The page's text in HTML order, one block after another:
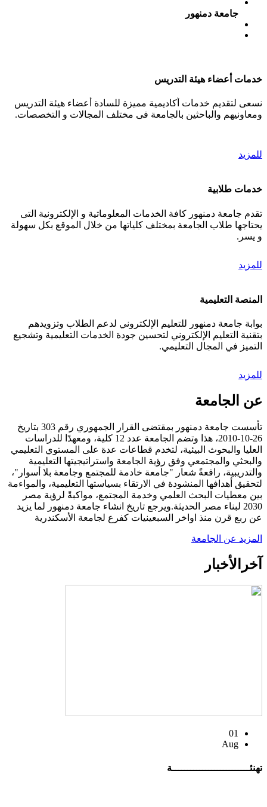
جامعة دمنهور
خدمات أعضاء هيئة التدريس
نسعى لتقديم خدمات أكاديمية مميزة للسادة أعضاء هيئة التدريس
ومعاونيهم والباحثين بالجامعة فى مختلف المجالات و التخصصات.
للمزيد
خدمات طلابية
تقدم جامعة دمنهور كافة الخدمات المعلوماتية و الإلكترونية التى
يحتاجها طلاب الجامعة بمختلف كلياتها من خلال الموقع بكل سهولة
و يسر.
للمزيد
المنصة التعليمية
بوابة جامعة دمنهور للتعليم الإلكتروني لدعم الطلاب وتزويدهم
بتقنية التعليم الإلكتروني لتحسين جودة الخدمات التعليمية وتشجيع
التميز في المجال التعليمي.
للمزيد
عن الجامعة
تأسست جامعة دمنهور بمقتضى القرار الجمهوري رقم 303 بتاريخ
26-10-2010، هذا وتضم الجامعة عدد 12 كلية، ومعهدًا للدراسات
العليا والبحوث البيئية، لتخدم قطاعات عدة على المستوي التعليمي
والبحثي والمجتمعي وفق رؤية الجامعة واستراتيجيتها التعليمية
والتدريبية، رافعةً شعار "جامعة خادمة للمجتمع وجامعة بلا أسوار"،
لتحقيق أهدافها المنشودة في الارتقاء بسياستها التعليمية، والمواءمة
بين معطيات البحث العلمي وخدمة المجتمع، مواكبةً لرؤية مصر
2030 لبناء مصر الحديثة.ويرجع تاريخ انشاء جامعة دمنهور لما يزيد
عن ربع قرن منذ اواخر السبعينيات كفرع لجامعة الأسكندرية
المزيد عن الجامعة
آخر الأخبار
01
Aug
تهنئــــــــــــــــــــــــــة